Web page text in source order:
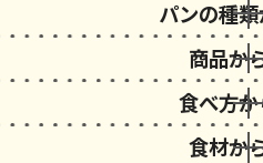
パンの種
商品か
食べ方
食材か